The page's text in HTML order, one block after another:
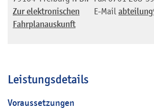
Zur elektronischen
Fahrplanauskunft
E-Mail
Leistungsdetails
Voraussetzungen